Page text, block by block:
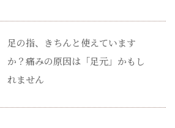
足の指、きちんと使えています
か？痛みの原因は「足元」かもし
れません